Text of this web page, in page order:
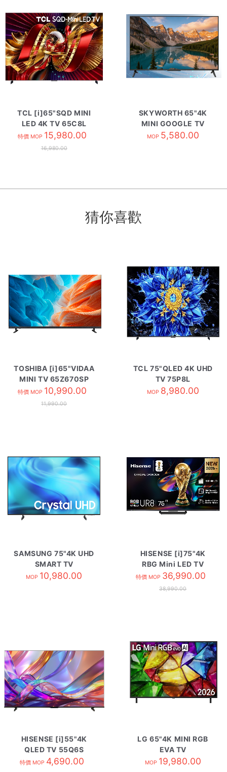
TCL [i]65"SQD MINI
LED 4K TV 65C8L
特價 MOP 15,980.00
16,980.00
SKYWORTH 65"4K
MINI GOOGLE TV
65X66H
MOP 5,580.00
猜你喜歡
TOSHIBA [i]65"VIDAA
MINI TV 65Z670SP
特價 MOP 10,990.00
11,990.00
TCL 75"QLED 4K UHD
TV 75P8L
MOP 8,980.00
SAMSUNG 75"4K UHD
SMART TV
UA75U8500HJXZK
MOP 10,980.00
HISENSE [i]75"4K
RBG Mini LED TV
75UR8S
特價 MOP 36,990.00
38,990.00
HISENSE [i]55"4K
QLED TV 55Q6S
特價 MOP 4,690.00
LG 65"4K MINI RGB
EVA TV
65MRG85BCA
MOP 19,980.00